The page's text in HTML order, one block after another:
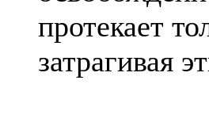
протекает
затрагивая